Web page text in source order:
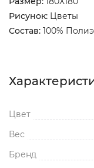
Рисунок: Цветы
Состав: 100%
Цвет
Вес
Бренд